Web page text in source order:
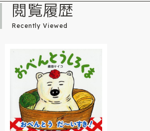
閲覧履歴
Recently Viewed